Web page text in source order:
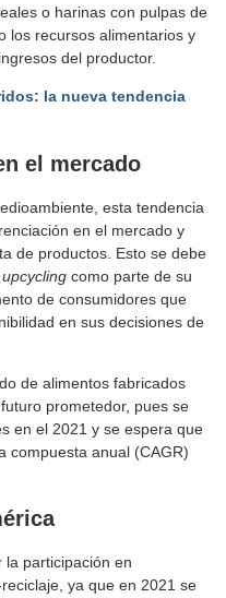
o harinas con pulpas de
los recursos alimentarios y
del productor.
la nueva tendencia
el mercado
esta tendencia
en el mercado y
de productos. Esto se debe
upcycling como parte de su
de consumidores que
en sus decisiones de
de alimentos fabricados
prometedor, pues se
en el 2021 y se espera que
compuesta anual (CAGR)
la participación en
ya que en 2021 se